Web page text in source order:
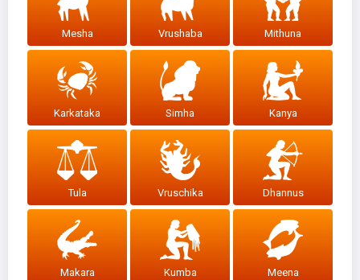
Mesha Vrushaba Mithuna
Karkataka Simha Kanya
Tula Vruschika Dhannus
Makara Kumba Meena